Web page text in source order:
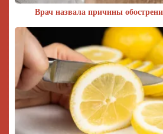
Врач назвала причины